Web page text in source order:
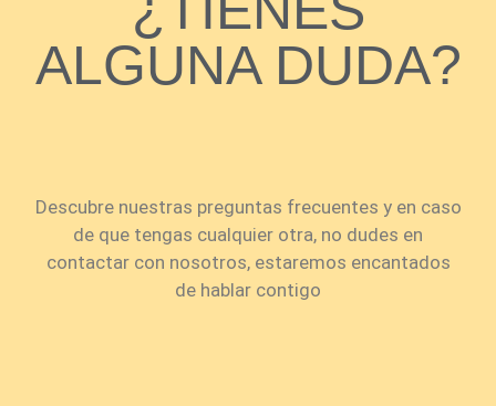
ALGUNA DUDA?
Descubre nuestras preguntas frecuentes y en caso
de que tengas cualquier otra, no dudes en
contactar con nosotros, estaremos encantados
de hablar contigo